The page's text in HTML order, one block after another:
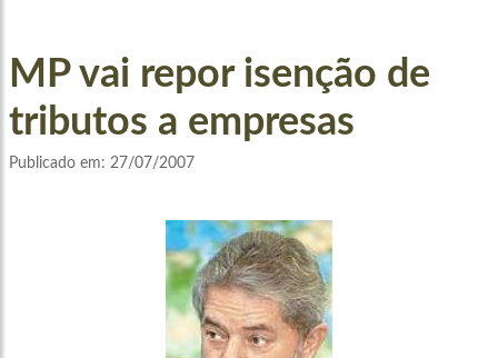
MP vai repor isenção de
tributos a empresas
Publicado em: 27/07/2007